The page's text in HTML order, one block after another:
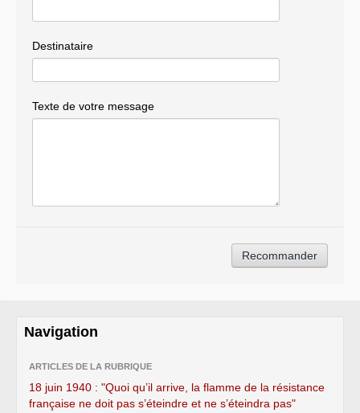
Destinataire
Texte de votre message
Navigation
ARTICLES DE LA RUBRIQUE
18 juin 1940 : "Quoi qu’il arrive, la flamme de la résistance
française ne doit pas s’éteindre et ne s’éteindra pas"